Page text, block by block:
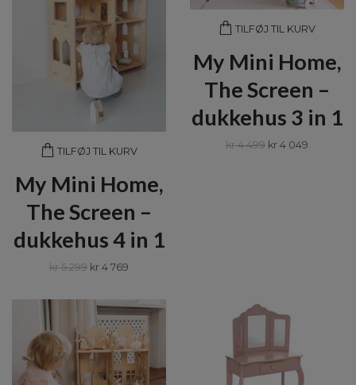
TILFØJ TIL KURV
My Mini Home,
The Screen –
dukkehus 4 in 1
kr 5 299 kr 4 769
TILFØJ TIL KURV
My Mini Home,
The Screen –
dukkehus 3 in 1
kr 4 499 kr 4 049